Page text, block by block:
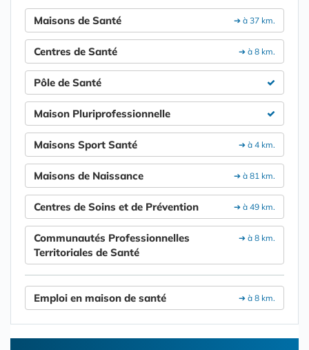
➔ à 37 km.
Maisons de Santé
➔ à 8 km.
Centres de Santé
Pôle de Santé
Maison Pluriprofessionnelle
➔ à 4 km.
Maisons Sport Santé
➔ à 81 km.
Maisons de Naissance
➔ à 49 km.
Centres de Soins et de Prévention
➔ à 8 km.
Communautés Professionnelles
Territoriales de Santé
➔ à 8 km.
Emploi en maison de santé